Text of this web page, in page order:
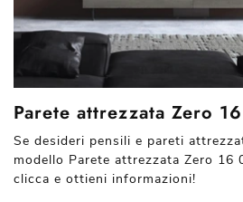
Parete attrezzata Zero
Se desideri pensili e pareti
modello Parete attrezzata Zero 16
clicca e ottieni informazioni!